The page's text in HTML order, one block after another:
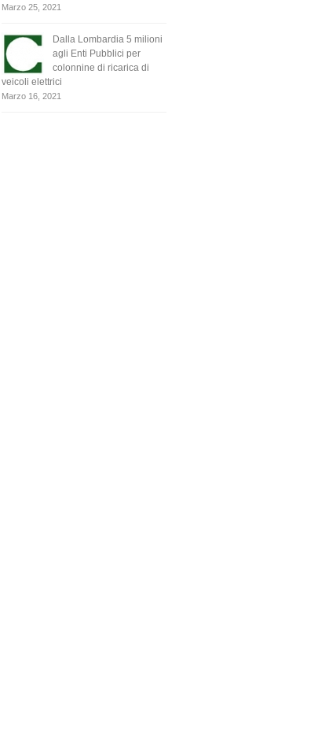
Marzo 25, 2021
Dalla Lombardia 5 milioni
agli Enti Pubblici per
colonnine di ricarica di
veicoli elettrici
Marzo 16, 2021